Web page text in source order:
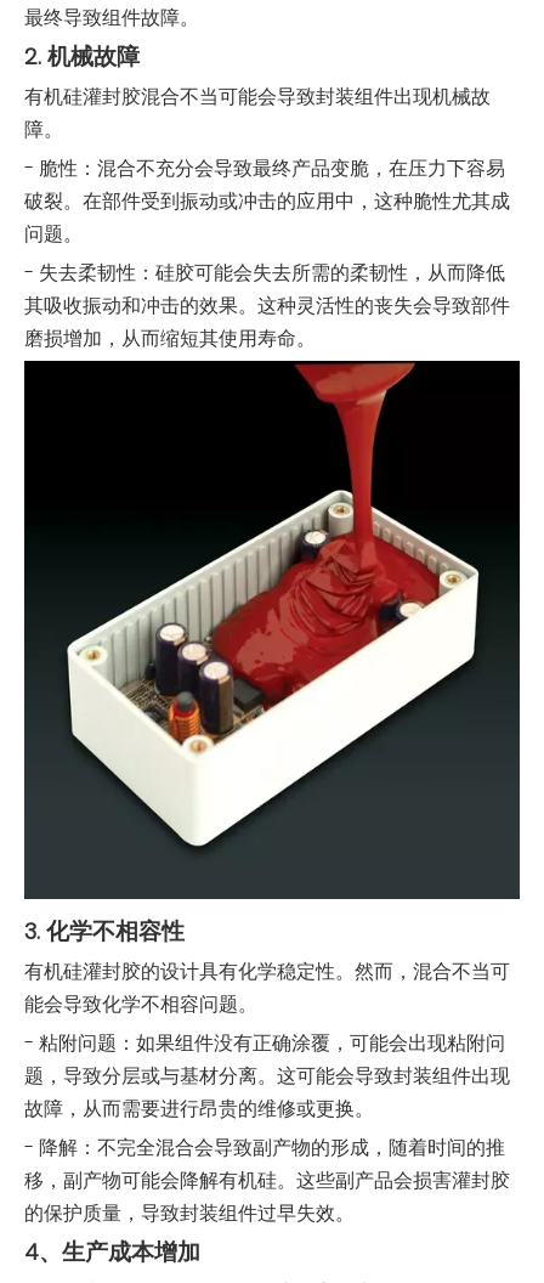
最终导致组件故障。
2. 机械故障
有机硅灌封胶混合不当可能会导致封装组件出现机械故
障。
- 脆性：混合不充分会导致最终产品变脆，在压力下容易
破裂。在部件受到振动或冲击的应用中，这种脆性尤其成
问题。
- 失去柔韧性：硅胶可能会失去所需的柔韧性，从而降低
其吸收振动和冲击的效果。这种灵活性的丧失会导致部件
磨损增加，从而缩短其使用寿命。
3. 化学不相容性
有机硅灌封胶的设计具有化学稳定性。然而，混合不当可
能会导致化学不相容问题。
- 粘附问题：如果组件没有正确涂覆，可能会出现粘附问
题，导致分层或与基材分离。这可能会导致封装组件出现
故障，从而需要进行昂贵的维修或更换。
- 降解：不完全混合会导致副产物的形成，随着时间的推
移，副产物可能会降解有机硅。这些副产品会损害灌封胶
的保护质量，导致封装组件过早失效。
4、生产成本增加